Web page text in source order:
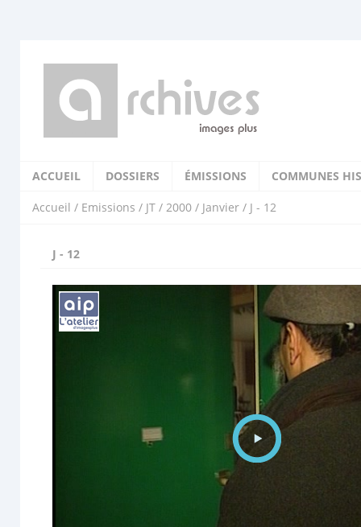
ACCUEIL DOSSIERS ÉMISSIONS COMMUNES
Accueil / Emissions / JT / 2000 / Janvier / J - 12
J - 12